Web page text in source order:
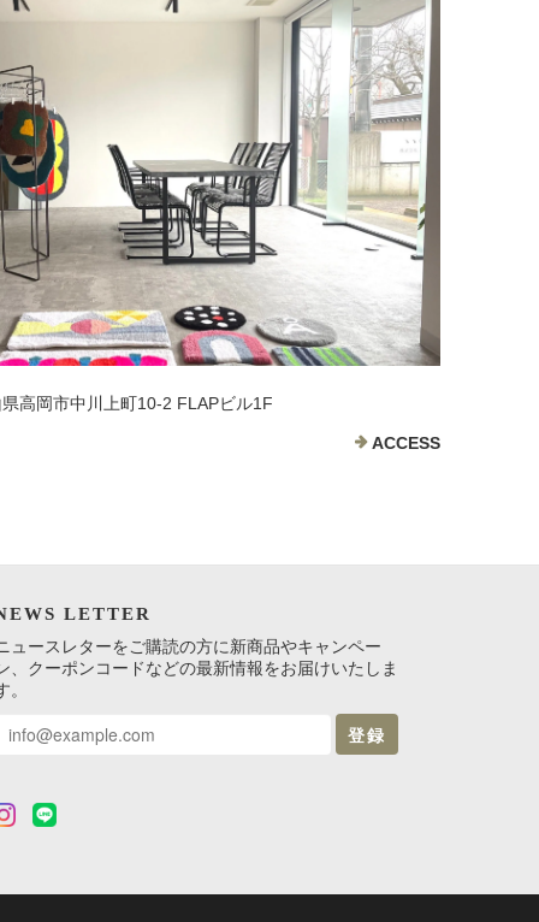
高岡市中川上町10-2 FLAPビル1F
ACCESS
LETTER
ュースレターをご購読の方に新商品やキャンペー
、クーポンコードなどの最新情報をお届けいたしま
。
登録